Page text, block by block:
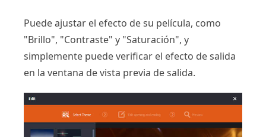
Puede ajustar el efecto de su película, como
"Brillo", "Contraste" y "Saturación", y
simplemente puede verificar el efecto de salida
en la ventana de vista previa de salida.